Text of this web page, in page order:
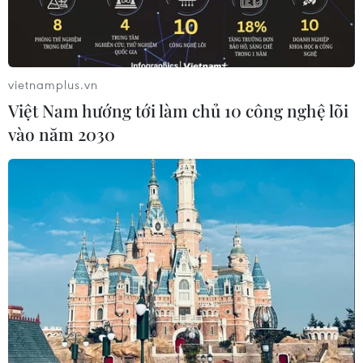
Máy bay của Vietnam Airlines chuẩn bị hạ cánh tại Sân bay
Quốc tế Nội Bài. (Ảnh: PV/Vietnam+)
Theo thông tin từ Cảng hàng không Quốc tế Nội
Bài, vào lúc 16h15 chiều ngày 30/3, tổ lái chuyến
bay VN1600 hành trình Tuy Hòa (Phú Yên)-Hà
vietnamplus.vn
Việt Nam hướng tới làm chủ 10 công nghệ lõi
vào năm 2030